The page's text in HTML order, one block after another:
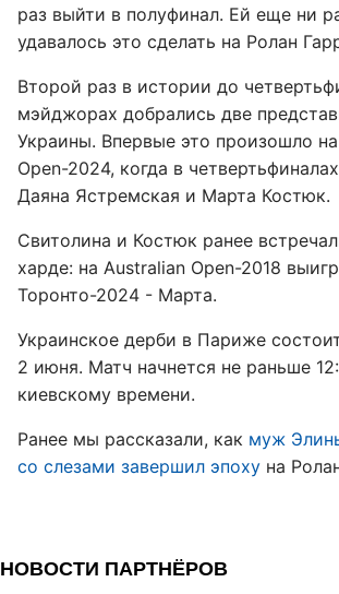
раз выйти в полуфинал. Ей еще ни
удавалось это сделать на Ролан
Второй раз в истории до
мэйджорах добрались две
Украины. Впервые это произошло
Open-2024, когда в
Даяна Ястремская и Марта Костюк.
Свитолина и Костюк ранее
харде: на Australian Open-2018
Торонто-2024 - Марта.
Украинское дерби в Париже
2 июня. Матч начнется не раньше
киевскому времени.
Ранее мы рассказали, как муж
со слезами завершил эпоху на